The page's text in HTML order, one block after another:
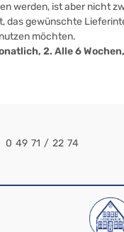
werden, ist aber nicht
das gewünschte
möchten.
2. Alle 6
0 49 71 / 22 74